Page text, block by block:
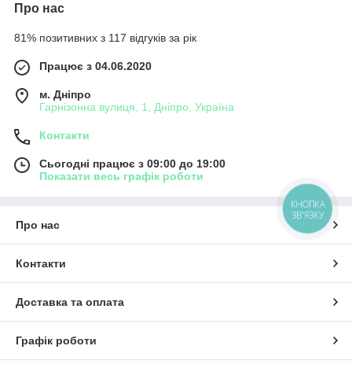
Про нас
81% позитивних з 117 відгуків за рік
Працює з 04.06.2020
м. Дніпро
Гарнізонна вулиця, 1, Дніпро, Україна
Контакти
Сьогодні працює з 09:00 до 19:00
Показати весь графік роботи
Про нас
Контакти
Доставка та оплата
Графік роботи
КНОПКА
ЗВ'ЯЗКУ